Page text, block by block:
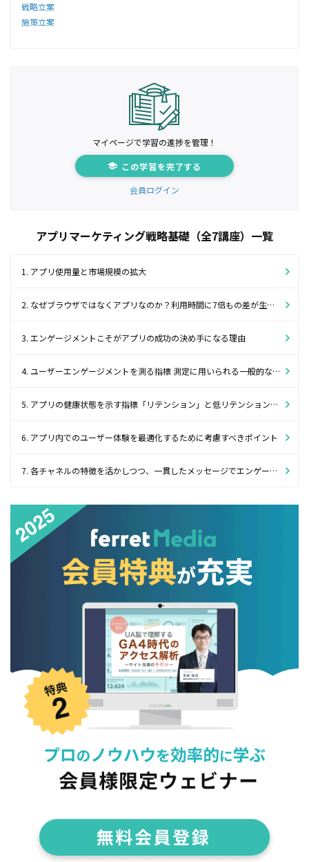
戦略立案
施策立案
マイページで学習の進捗を管理！
この学習を完了する
会員ログイン
アプリマーケティング戦略基礎（全7講座）一覧
1. アプリ使用量と市場規模の拡大
2. なぜブラウザではなくアプリなのか？利用時間に7倍もの差が生まれる理由
3. エンゲージメントこそがアプリの成功の決め手になる理由
4. ユーザーエンゲージメントを測る指標 測定に用いられる一般的な指標と注意すべきポイント
5. アプリの健康状態を示す指標「リテンション」と低リテンション率への対策法
6. アプリ内でのユーザー体験を最適化するために考慮すべきポイント
7. 各チャネルの特徴を活かしつつ、一貫したメッセージでエンゲージメントを改善する方法